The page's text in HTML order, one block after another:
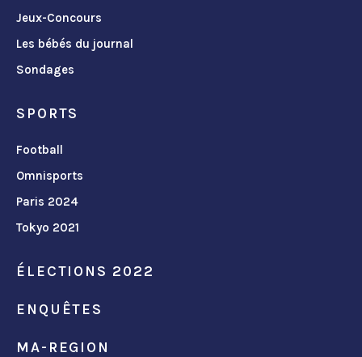
Jeux-Concours
Les bébés du journal
Sondages
SPORTS
Football
Omnisports
Paris 2024
Tokyo 2021
ÉLECTIONS 2022
ENQUÊTES
MA-REGION